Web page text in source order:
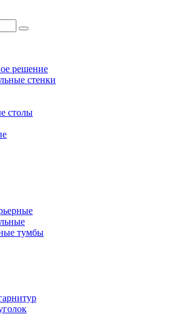
решение
стенки
столы
тумбы